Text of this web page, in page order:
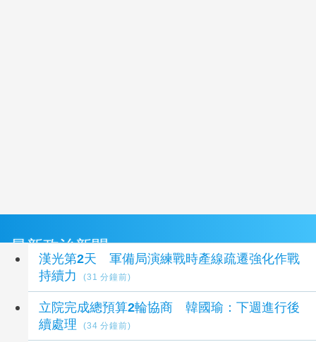
最新政治新聞
漢光第2天 軍備局演練戰時產線疏遷強化作戰
持續力
(31 分鐘前)
立院完成總預算2輪協商 韓國瑜：下週進行後
續處理
(34 分鐘前)